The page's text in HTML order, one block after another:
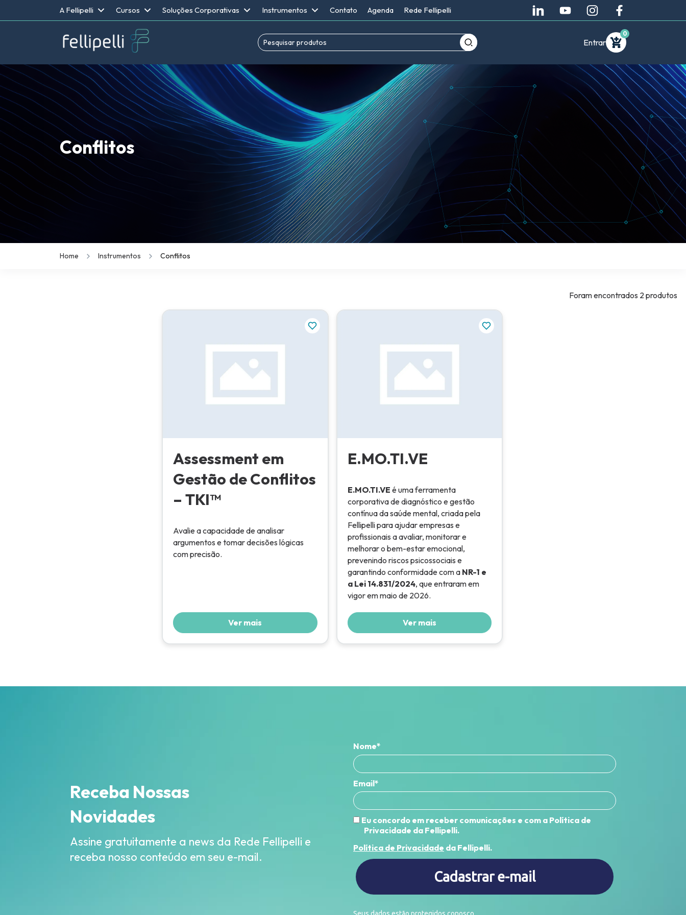
A Fellipelli Cursos Soluções Corporativas Instrumentos Contato Agenda Rede Fellipelli
Entrar
0
Conflitos
Home Instrumentos Conflitos
Foram encontrados 2 produtos
Assessment em
Gestão de Conflitos
– TKI™
Avalie a capacidade de analisar
argumentos e tomar decisões lógicas
com precisão.
Ver mais
E.MO.TI.VE
E.MO.TI.VE é uma ferramenta
corporativa de diagnóstico e gestão
contínua da saúde mental, criada pela
Fellipelli para ajudar empresas e
profissionais a avaliar, monitorar e
melhorar o bem-estar emocional,
prevenindo riscos psicossociais e
garantindo conformidade com a NR-1 e
a Lei 14.831/2024, que entraram em
vigor em maio de 2026.
Ver mais
Receba Nossas
Novidades
Assine gratuitamente a news da Rede Fellipelli e
receba nosso conteúdo em seu e-mail.
Nome*
Email*
Eu concordo em receber comunicações e com a Política de
Privacidade da Fellipelli.
Política de Privacidade da Fellipelli.
Cadastrar e-mail